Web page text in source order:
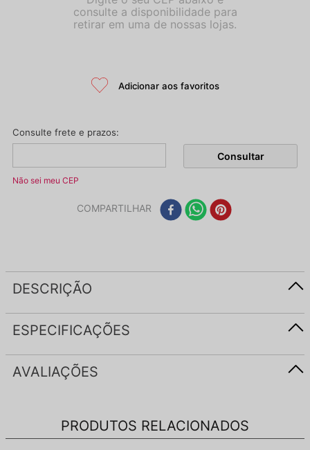
Não sei meu CEP
COMPARTILHAR
DESCRIÇÃO
ESPECIFICAÇÕES
AVALIAÇÕES
PRODUTOS RELACIONADOS